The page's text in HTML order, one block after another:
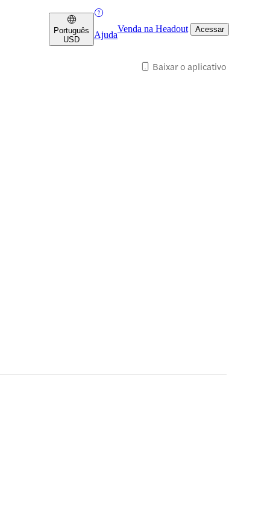
Português
USD
Ajuda
Venda na Headout Acessar
Baixar o aplicativo